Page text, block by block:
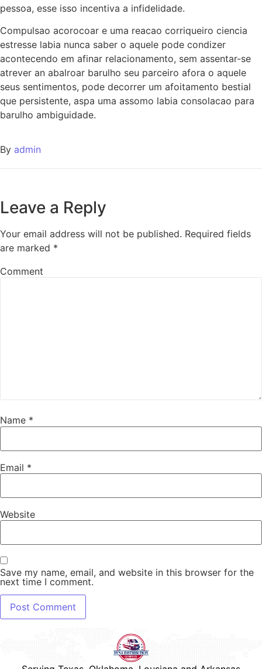
pessoa, esse isso incentiva a infidelidade.
Compulsao acorocoar e uma reacao corriqueiro ciencia
estresse labia nunca saber o aquele pode condizer
acontecendo em afinar relacionamento, sem assentar-se
atrever an abalroar barulho seu parceiro afora o aquele
seus sentimentos, pode decorrer um afoitamento bestial
que persistente, aspa uma assomo labia consolacao para
barulho ambiguidade.
By admin
Leave a Reply
Your email address will not be published. Required fields
are marked *
Comment
Name *
Email *
Website
Save my name, email, and website in this browser for the
next time I comment.